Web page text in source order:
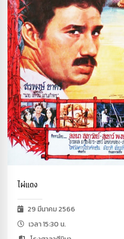
ไผ่แดง
29 มีนาคม 2566
เวลา 15:30 น.